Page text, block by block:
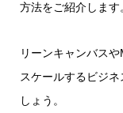
方法をご紹介します
リーンキャンバスや
スケールするビジ
しょう。